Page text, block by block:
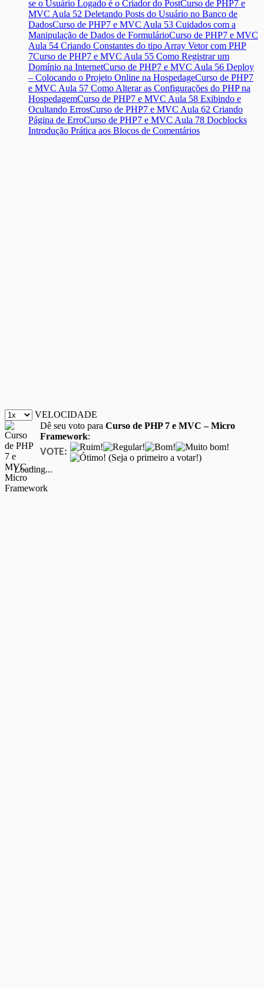
se o Usuário Logado é o Criador do PostCurso de PHP7 e
MVC Aula 52 Deletando Posts do Usuário no Banco de
DadosCurso de PHP7 e MVC Aula 53 Cuidados com a
Manipulação de Dados de FormulárioCurso de PHP7 e MVC
Aula 54 Criando Constantes do tipo Array Vetor com PHP
7Curso de PHP7 e MVC Aula 55 Como Registrar um
Domínio na InternetCurso de PHP7 e MVC Aula 56 Deploy
– Colocando o Projeto Online na HospedageCurso de PHP7
e MVC Aula 57 Como Alterar as Configurações do PHP na
HospedagemCurso de PHP7 e MVC Aula 58 Exibindo e
Ocultando ErrosCurso de PHP7 e MVC Aula 62 Criando
Página de ErroCurso de PHP7 e MVC Aula 78 Docblocks
Introdução Prática aos Blocos de Comentários
VELOCIDADE
Dê seu voto para Curso de PHP 7 e MVC – Micro
Framework:
VOTE:
(Seja o primeiro a votar!)
Loading...